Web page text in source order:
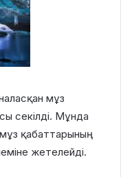
мұз
секілді. Мұнда
қабаттарының
жетелейді.